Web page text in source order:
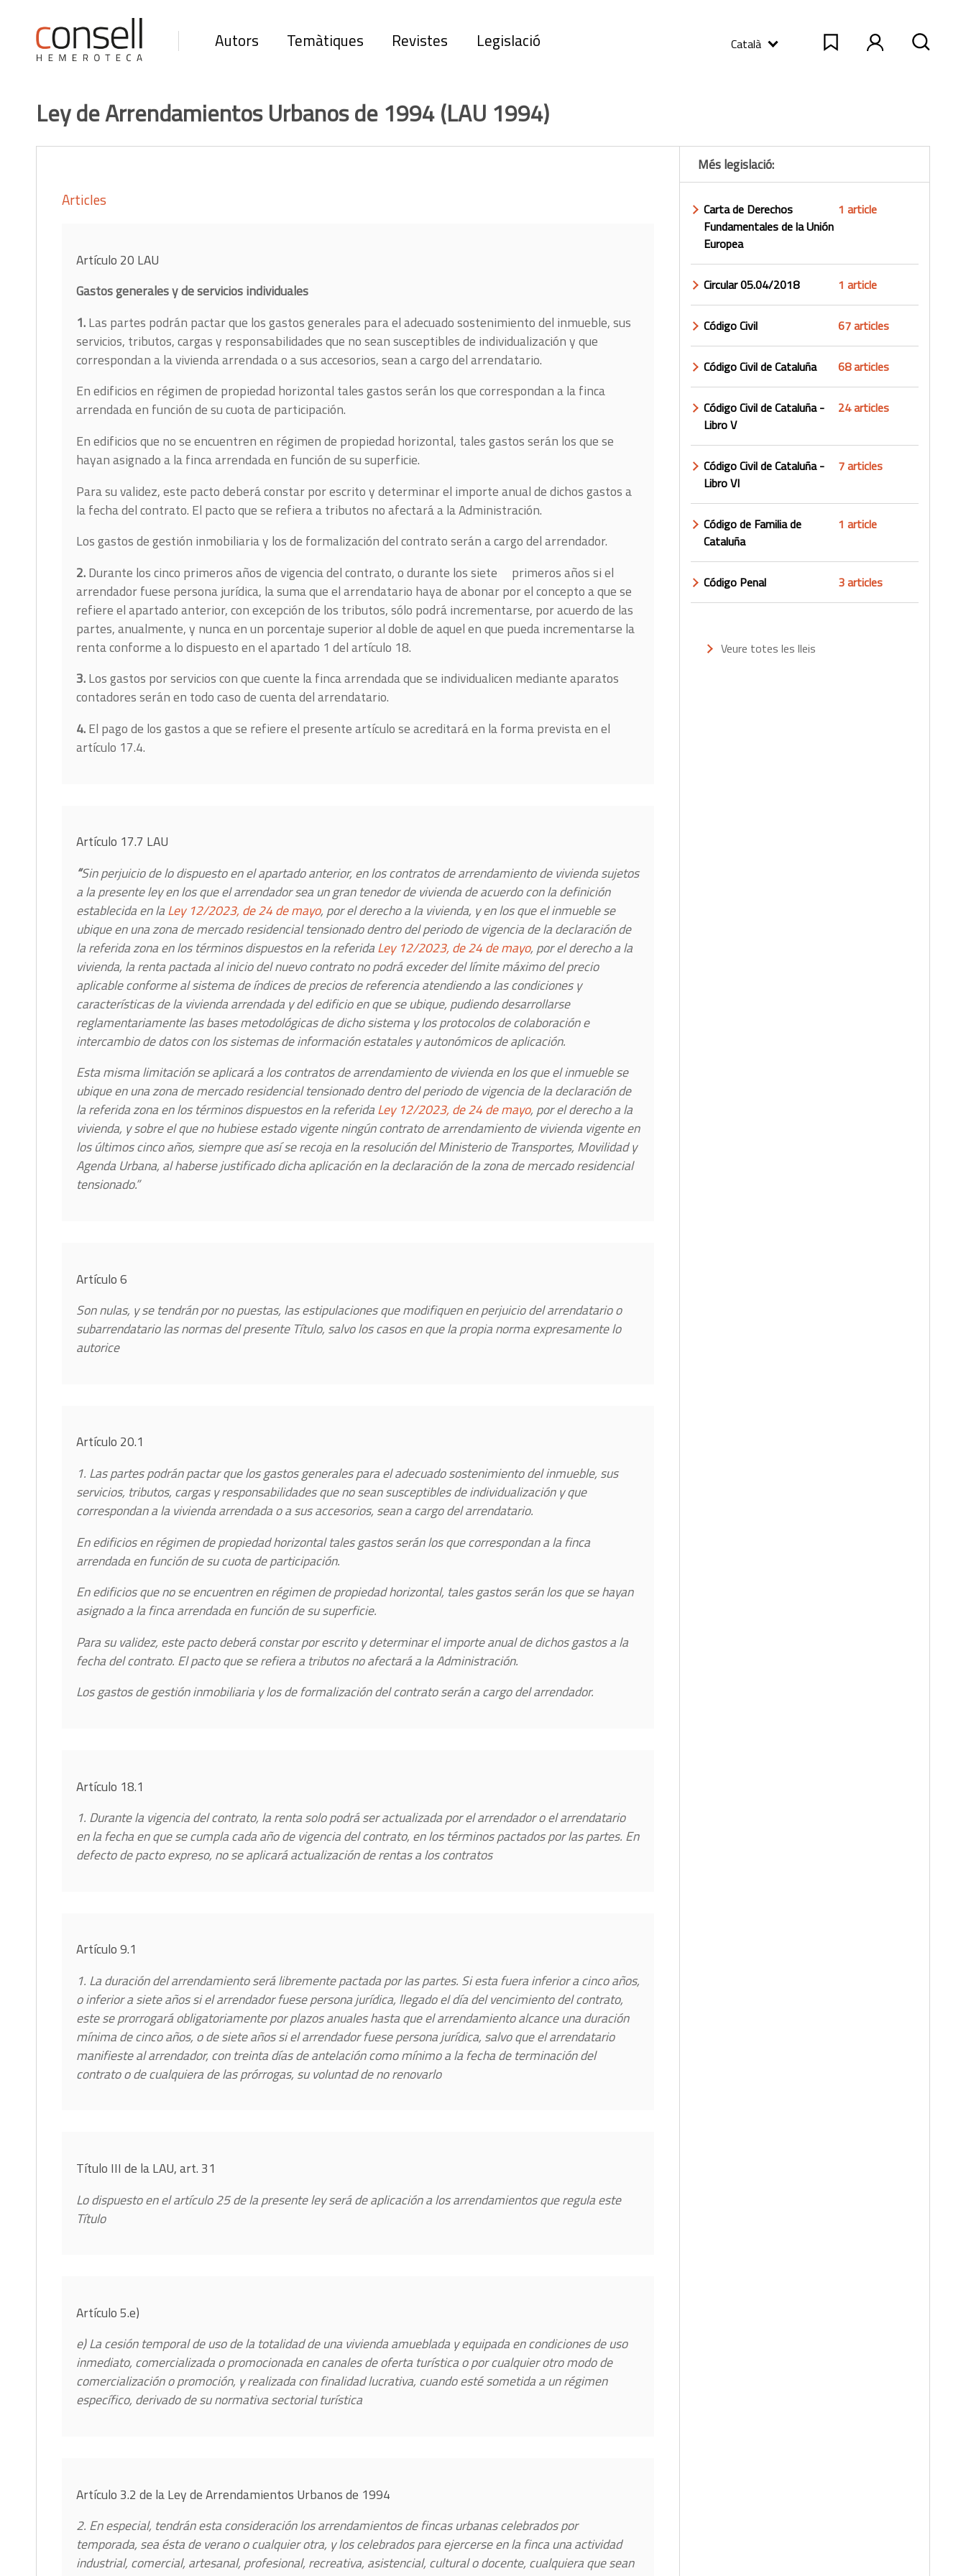
Autors Temàtiques Revistes Legislació Català
Ley de Arrendamientos Urbanos de 1994 (LAU 1994)
Articles
Artículo 20 LAU
Gastos generales y de servicios individuales
1.Las partes podrán pactar que los gastos generales para el adecuado sostenimiento del inmueble, sus
servicios, tributos, cargas y responsabilidades que no sean susceptibles de individualización y que
correspondan a la vivienda arrendada o a sus accesorios, sean a cargo del arrendatario.
En edificios en régimen de propiedad horizontal tales gastos serán los que correspondan a la finca
arrendada en función de su cuota de participación.
En edificios que no se encuentren en régimen de propiedad horizontal, tales gastos serán los que se
hayan asignado a la finca arrendada en función de su superficie.
Para su validez, este pacto deberá constar por escrito y determinar el importe anual de dichos gastos a
la fecha del contrato. El pacto que se refiera a tributos no afectará a la Administración.
Los gastos de gestión inmobiliaria y los de formalización del contrato serán a cargo del arrendador.
2.Durante los cinco primeros años de vigencia del contrato, o durante los siete primeros años si el
arrendador fuese persona jurídica, la suma que el arrendatario haya de abonar por el concepto a que se
refiere el apartado anterior, con excepción de los tributos, sólo podrá incrementarse, por acuerdo de las
partes, anualmente, y nunca en un porcentaje superior al doble de aquel en que pueda incrementarse la
renta conforme a lo dispuesto en el apartado 1 del artículo 18.
3.Los gastos por servicios con que cuente la finca arrendada que se individualicen mediante aparatos
contadores serán en todo caso de cuenta del arrendatario.
4.El pago de los gastos a que se refiere el presente artículo se acreditará en la forma prevista en el
artículo 17.4.
Artículo 17.7 LAU
“Sin perjuicio de lo dispuesto en el apartado anterior, en los contratos de arrendamiento de vivienda sujetos
a la presente ley en los que el arrendador sea un gran tenedor de vivienda de acuerdo con la definición
establecida en laLey 12/2023, de 24 de mayo, por el derecho a la vivienda, y en los que el inmueble se
ubique en una zona de mercado residencial tensionado dentro del periodo de vigencia de la declaración de
la referida zona en los términos dispuestos en la referidaLey 12/2023, de 24 de mayo, por el derecho a la
vivienda, la renta pactada al inicio del nuevo contrato no podrá exceder del límite máximo del precio
aplicable conforme al sistema de índices de precios de referencia atendiendo a las condiciones y
características de la vivienda arrendada y del edificio en que se ubique, pudiendo desarrollarse
reglamentariamente las bases metodológicas de dicho sistema y los protocolos de colaboración e
intercambio de datos con los sistemas de información estatales y autonómicos de aplicación.
Esta misma limitación se aplicará a los contratos de arrendamiento de vivienda en los que el inmueble se
ubique en una zona de mercado residencial tensionado dentro del periodo de vigencia de la declaración de
la referida zona en los términos dispuestos en la referidaLey 12/2023, de 24 de mayo, por el derecho a la
vivienda, y sobre el que no hubiese estado vigente ningún contrato de arrendamiento de vivienda vigente en
los últimos cinco años, siempre que así se recoja en la resolución del Ministerio de Transportes, Movilidad y
Agenda Urbana, al haberse justificado dicha aplicación en la declaración de la zona de mercado residencial
tensionado.”
Artículo 6
Son nulas, y se tendrán por no puestas, las estipulaciones que modifiquen en perjuicio del arrendatario o
subarrendatario las normas del presente Título, salvo los casos en que la propia norma expresamente lo
autorice
Artículo 20.1
1. Las partes podrán pactar que los gastos generales para el adecuado sostenimiento del inmueble, sus
servicios, tributos, cargas y responsabilidades que no sean susceptibles de individualización y que
correspondan a la vivienda arrendada o a sus accesorios, sean a cargo del arrendatario.
En edificios en régimen de propiedad horizontal tales gastos serán los que correspondan a la finca
arrendada en función de su cuota de participación.
En edificios que no se encuentren en régimen de propiedad horizontal, tales gastos serán los que se hayan
asignado a la finca arrendada en función de su superficie.
Para su validez, este pacto deberá constar por escrito y determinar el importe anual de dichos gastos a la
fecha del contrato. El pacto que se refiera a tributos no afectará a la Administración.
Los gastos de gestión inmobiliaria y los de formalización del contrato serán a cargo del arrendador.
Artículo 18.1
1. Durante la vigencia del contrato, la renta solo podrá ser actualizada por el arrendador o el arrendatario
en la fecha en que se cumpla cada año de vigencia del contrato, en los términos pactados por las partes. En
defecto de pacto expreso, no se aplicará actualización de rentas a los contratos
Artículo 9.1
1. La duración del arrendamiento será libremente pactada por las partes. Si esta fuera inferior a cinco años,
o inferior a siete años si el arrendador fuese persona jurídica, llegado el día del vencimiento del contrato,
este se prorrogará obligatoriamente por plazos anuales hasta que el arrendamiento alcance una duración
mínima de cinco años, o de siete años si el arrendador fuese persona jurídica, salvo que el arrendatario
manifieste al arrendador, con treinta días de antelación como mínimo a la fecha de terminación del
contrato o de cualquiera de las prórrogas, su voluntad de no renovarlo
Título III de la LAU, art. 31
Lo dispuesto en el artículo 25 de la presente ley será de aplicación a los arrendamientos que regula este
Título
Artículo 5.e)
e) La cesión temporal de uso de la totalidad de una vivienda amueblada y equipada en condiciones de uso
inmediato, comercializada o promocionada en canales de oferta turística o por cualquier otro modo de
comercialización o promoción, y realizada con finalidad lucrativa, cuando esté sometida a un régimen
específico, derivado de su normativa sectorial turística
Artículo 3.2 de la Ley de Arrendamientos Urbanos de 1994
2. En especial, tendrán esta consideración los arrendamientos de fincas urbanas celebrados por
temporada, sea ésta de verano o cualquier otra, y los celebrados para ejercerse en la finca una actividad
industrial, comercial, artesanal, profesional, recreativa, asistencial, cultural o docente, cualquiera que sean
Més legislació:
Carta de Derechos
Fundamentales de la Unión
Europea
1 article
Circular 05.04/2018 1 article
Código Civil 67 articles
Código Civil de Cataluña 68 articles
Código Civil de Cataluña -
Libro V
24 articles
Código Civil de Cataluña -
Libro VI
7 articles
Código de Familia de
Cataluña
1 article
Código Penal 3 articles
Veure totes les lleis